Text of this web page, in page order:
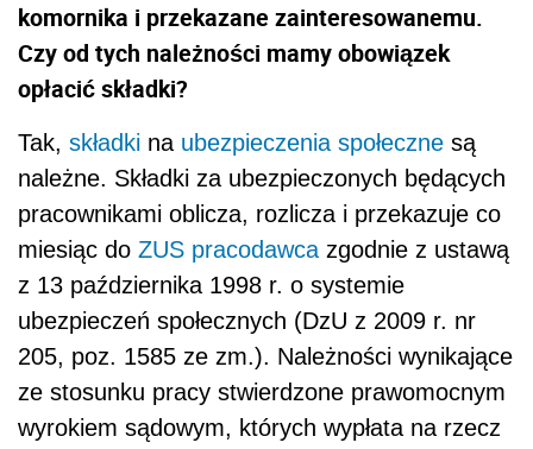
komornika i przekazane zainteresowanemu.
Czy od tych należności mamy obowiązek
opłacić składki?
Tak, składki na ubezpieczenia społeczne są
należne. Składki za ubezpieczonych będących
pracownikami oblicza, rozlicza i przekazuje co
miesiąc do ZUS pracodawca zgodnie z ustawą
z 13 października 1998 r. o systemie
ubezpieczeń społecznych (DzU z 2009 r. nr
205, poz. 1585 ze zm.). Należności wynikające
ze stosunku pracy stwierdzone prawomocnym
wyrokiem sądowym, których wypłata na rzecz